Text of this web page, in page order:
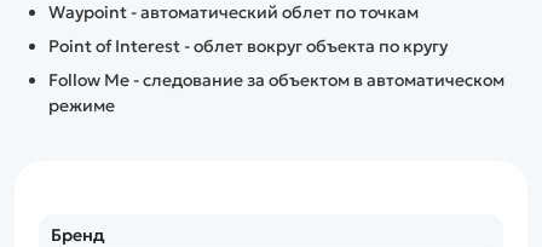
Waypoint - автоматический облет по точкам
Point of Interest - облет вокруг объекта по кругу
Follow Me - следование за объектом в автоматическом
режиме
Бренд